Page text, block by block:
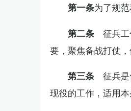
第一条为了规
第二条 征兵工
要，聚焦备战打仗
第三条 征兵是
现役的工作，适用本